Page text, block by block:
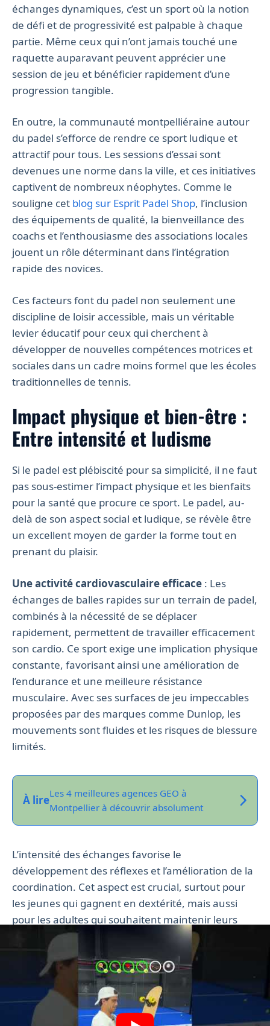
échanges dynamiques, c’est un sport où la notion
de défi et de progressivité est palpable à chaque
partie. Même ceux qui n’ont jamais touché une
raquette auparavant peuvent apprécier une
session de jeu et bénéficier rapidement d’une
progression tangible.
En outre, la communauté montpelliéraine autour
du padel s’efforce de rendre ce sport ludique et
attractif pour tous. Les sessions d’essai sont
devenues une norme dans la ville, et ces initiatives
captivent de nombreux néophytes. Comme le
souligne cet blog sur Esprit Padel Shop, l’inclusion
des équipements de qualité, la bienveillance des
coachs et l’enthousiasme des associations locales
jouent un rôle déterminant dans l’intégration
rapide des novices.
Ces facteurs font du padel non seulement une
discipline de loisir accessible, mais un véritable
levier éducatif pour ceux qui cherchent à
développer de nouvelles compétences motrices et
sociales dans un cadre moins formel que les écoles
traditionnelles de tennis.
Impact physique et bien-être :
Entre intensité et ludisme
Si le padel est plébiscité pour sa simplicité, il ne faut
pas sous-estimer l’impact physique et les bienfaits
pour la santé que procure ce sport. Le padel, au-
delà de son aspect social et ludique, se révèle être
un excellent moyen de garder la forme tout en
prenant du plaisir.
Une activité cardiovasculaire efficace : Les
échanges de balles rapides sur un terrain de padel,
combinés à la nécessité de se déplacer
rapidement, permettent de travailler efficacement
son cardio. Ce sport exige une implication physique
constante, favorisant ainsi une amélioration de
l’endurance et une meilleure résistance
musculaire. Avec ses surfaces de jeu impeccables
proposées par des marques comme Dunlop, les
mouvements sont fluides et les risques de blessure
limités.
À lire
Les 4 meilleures agences GEO à
Montpellier à découvrir absolument
L’intensité des échanges favorise le
développement des réflexes et l’amélioration de la
coordination. Cet aspect est crucial, surtout pour
les jeunes qui gagnent en dextérité, mais aussi
pour les adultes qui souhaitent maintenir leurs
facultés motrices. Les professionnels de la santé
montpelliérains recommandent souvent le padel
comme activité physique en support à un
programme d’amélioration de la qualité de vie.
Ainsi, dans cearticle de Padel Actu
, l’on constate
une augmentation de consultations en bien-être